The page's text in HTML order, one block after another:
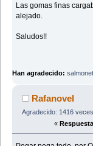
Las gomas finas
alejado.
Saludos!!
Han agradecido:
Rafanovel
Agradecido: 1416 veces
«